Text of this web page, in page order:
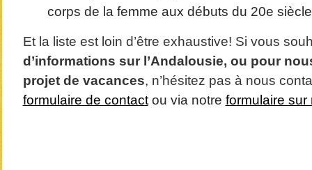
corps de la femme aux débuts du 20e siècle
Et la liste est loin d’être exhaustive! Si vous
d’informations sur l’Andalousie, ou pour
projet de vacances, n’hésitez pas à nous
formulaire de contactou via notre formulaire sur